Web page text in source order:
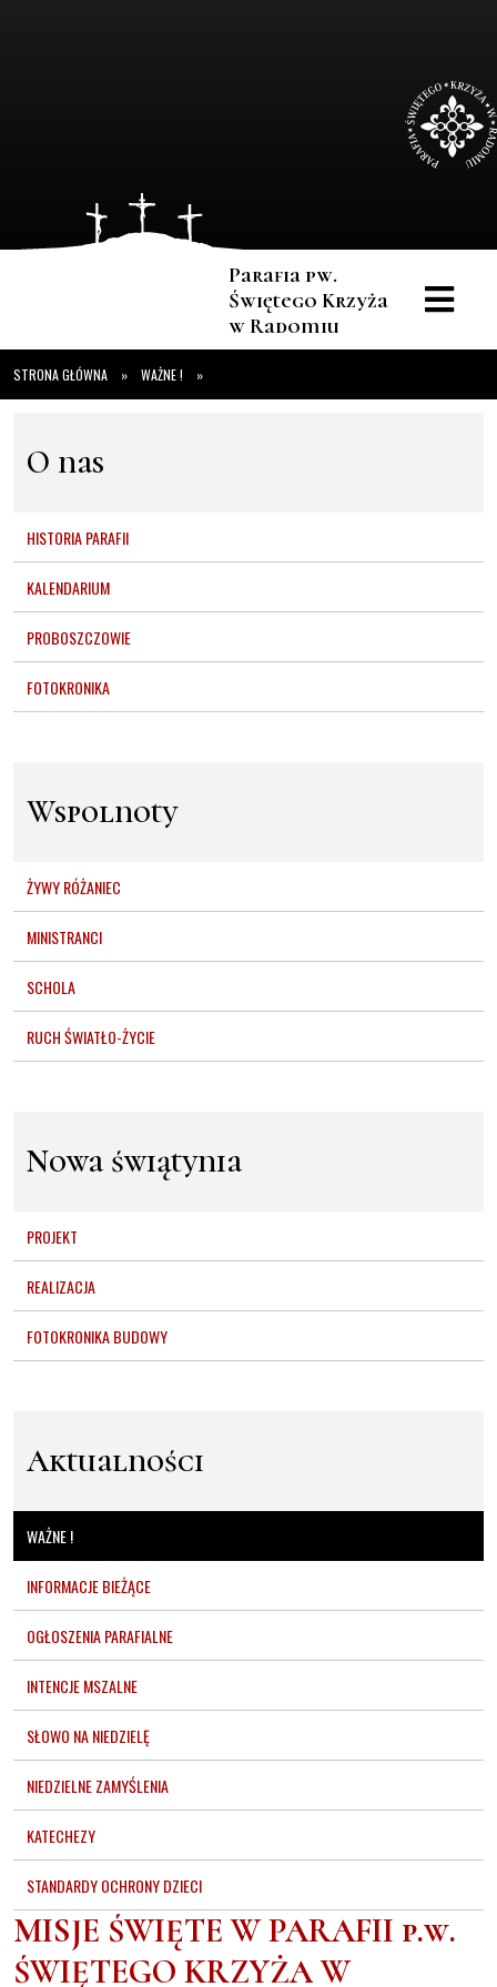
Parafia pw.
Świętego Krzyża
w Radomiu
STRONA GŁÓWNA » WAŻNE ! »
O nas
HISTORIA PARAFII
KALENDARIUM
PROBOSZCZOWIE
FOTOKRONIKA
Wspolnoty
ŻYWY RÓŻANIEC
MINISTRANCI
SCHOLA
RUCH ŚWIATŁO-ŻYCIE
Nowa świątynia
PROJEKT
REALIZACJA
FOTOKRONIKA BUDOWY
Aktualności
WAŻNE !
INFORMACJE BIEŻĄCE
OGŁOSZENIA PARAFIALNE
INTENCJE MSZALNE
SŁOWO NA NIEDZIELĘ
NIEDZIELNE ZAMYŚLENIA
KATECHEZY
STANDARDY OCHRONY DZIECI
MISJE ŚWIĘTE W PARAFII p.w.
ŚWIĘTEGO KRZYŻA W